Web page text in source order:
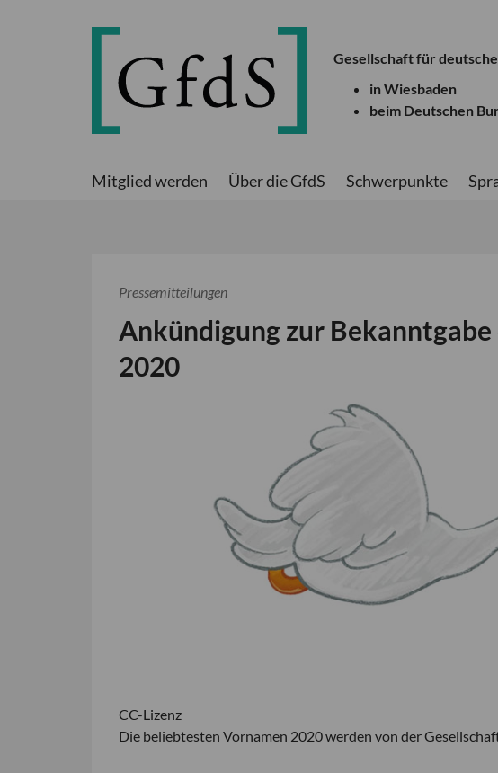
Gesellschaft für deutsche
in Wiesbaden
beim Deutschen
Mitglied werden Über die GfdS Schwerpunkte
Pressemitteilungen
Ankündigung zur
2020
CC-Lizenz
Die beliebtesten Vornamen 2020 werden von der